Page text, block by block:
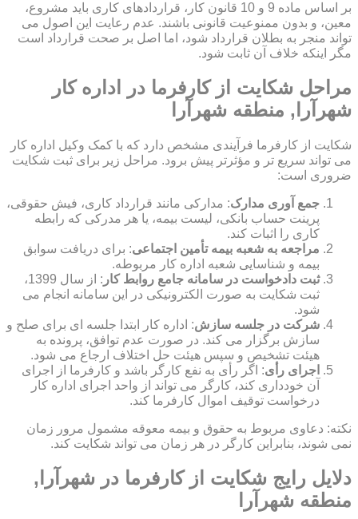
بر اساس ماده 9 و 10 قانون کار، قراردادهای کاری باید مشروع،
معین، و بدون ممنوعیت قانونی باشند. عدم رعایت این اصول می
تواند منجر به بطلان قرارداد شود، اما اصل بر صحت قرارداد است
مگر اینکه خلاف آن ثابت شود.
مراحل شکایت از کارفرما در اداره کار
شهرآرا, منطقه شهرآرا
شکایت از کارفرما فرآیندی مشخص دارد که با کمک وکیل اداره کار
می تواند سریع تر و مؤثرتر پیش برود. مراحل زیر برای ثبت شکایت
ضروری است:
جمع آوری مدارک: مدارکی مانند قرارداد کاری، فیش حقوقی،
پرینت حساب بانکی، لیست بیمه، یا هر مدرکی که رابطه
کاری را اثبات کند.
مراجعه به شعبه بیمه تأمین اجتماعی: برای دریافت سوابق
بیمه و شناسایی شعبه اداره کار مربوطه.
ثبت دادخواست در سامانه جامع روابط کار
: از سال 1399،
ثبت شکایت به صورت الکترونیکی در این سامانه انجام می
شود.
شرکت در جلسه سازش: اداره کار ابتدا جلسه ای برای صلح و
سازش برگزار می کند. در صورت عدم توافق، پرونده به
هیئت تشخیص و سپس هیئت حل اختلاف ارجاع می شود.
اجرای رأی: اگر رأی به نفع کارگر باشد و کارفرما از اجرای
آن خودداری کند، کارگر می تواند از واحد اجرای اداره کار
درخواست توقیف اموال کارفرما کند.
نکته: دعاوی مربوط به حقوق و بیمه معوقه مشمول مرور زمان
نمی شوند، بنابراین کارگر در هر زمان می تواند شکایت کند.
دلایل رایج شکایت از کارفرما در شهرآرا,
منطقه شهرآرا